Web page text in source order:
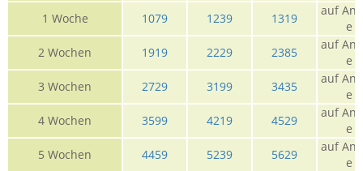
1 Woche 1079 1239 1319
auf
e
2 Wochen
1919 2229 2385
auf
e
3 Wochen
2729 3199 3435
auf
e
4 Wochen
3599 4219 4529
auf
e
5 Wochen
4459 5239 5629
auf
e